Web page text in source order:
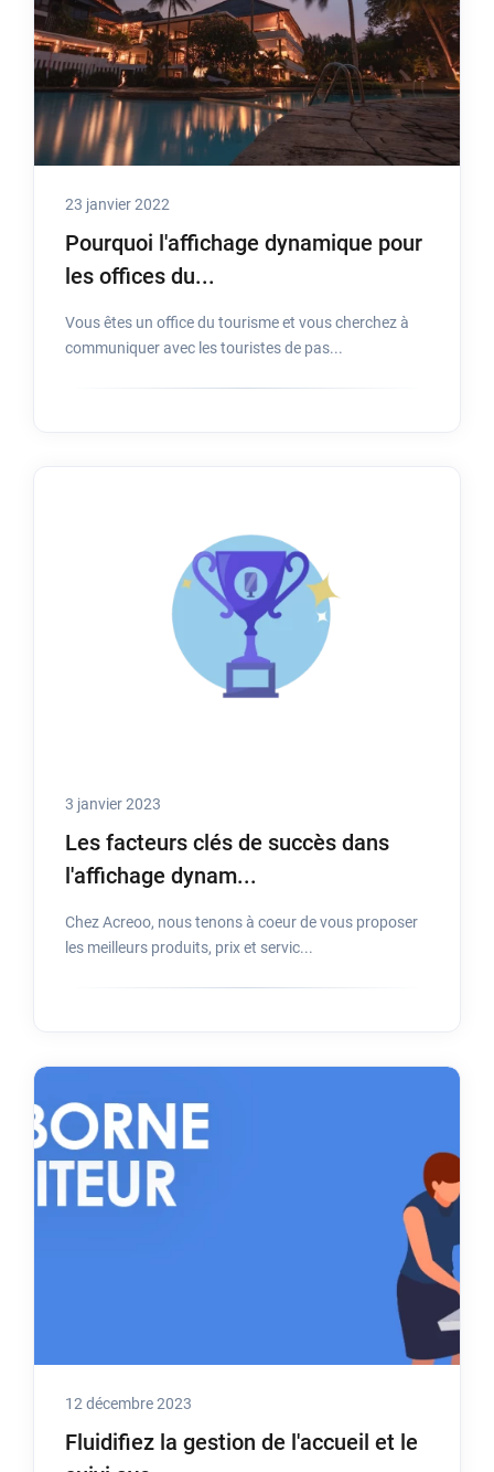
23 janvier 2022
Pourquoi l'affichage dynamique pour
les offices du...
Vous êtes un office du tourisme et vous cherchez à
communiquer avec les touristes de pas...
3 janvier 2023
Les facteurs clés de succès dans
l'affichage dynam...
Chez Acreoo, nous tenons à coeur de vous proposer
les meilleurs produits, prix et servic...
12 décembre 2023
Fluidifiez la gestion de l'accueil et le